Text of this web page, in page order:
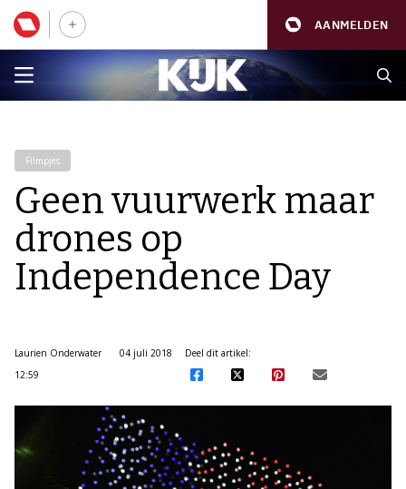
AANMELDEN
Filmpjes
Geen vuurwerk maar
drones op
Independence Day
Laurien Onderwater
04 juli 2018
12:59
Deel dit artikel: